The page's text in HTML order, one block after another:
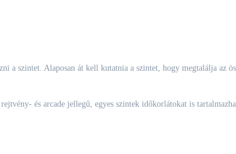
a szintet. Alaposan át kell kutatnia a szintet, hogy megtalálja az
és arcade jellegű, egyes szintek időkorlátokat is